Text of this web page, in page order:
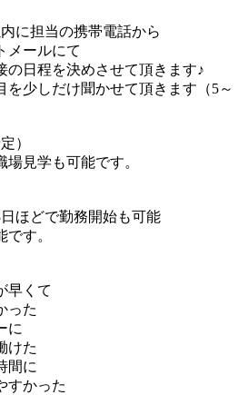
に担当の携帯電話から
メールにて
の日程を決めさせて頂きます♪
少しだけ聞かせて頂きます（5～
）
見学も可能です。
ほどで勤務開始も可能
す。
早くて
った
に
けた
間に
すかった